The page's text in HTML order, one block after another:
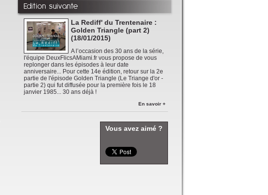
Edition suivante
La Rediff' du Trentenaire :
Golden Triangle (part 2)
(18/01/2015)
A l’occasion des 30 ans de la série,
l'équipe DeuxFlicsAMiami.fr vous propose de vous
replonger dans les épisodes à leur date
anniversaire... Pour cette 14e édition, retour sur la 2e
partie de l'épisode Golden Triangle (Le Triange d'or -
partie 2) qui fut diffusée pour la première fois le 18
janvier 1985... 30 ans déjà !
En savoir +
Vous avez aimé ?